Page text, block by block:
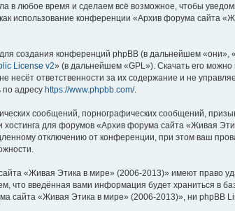
любое время и сделаем всё возможное, чтобы
использование конференции «Архив форума сайта
создания конференций phpBB (в дальнейшем «они»,
License v2» (в дальнейшем «GPL»). Скачать его можно
несёт ответственности за их содержание и не
адресу https://www.phpbb.com/.
сообщений, порнографических сообщений,
хостинга для форумов «Архив форума сайта «Живая
отключению от конференции, при этом ваш
«Живая Этика в мире» (2006-2013)» имеют право
что введённая вами информация будет храниться в
«Живая Этика в мире» (2006-2013)», ни phpBB